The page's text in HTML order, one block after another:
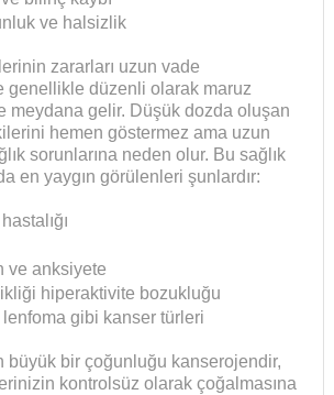
ve halsizlik
zararları uzun vade
genellikle düzenli olarak maruz
meydana gelir. Düşük dozda oluşan
hemen göstermez ama uzun
sorunlarına neden olur. Bu sağlık
en yaygın görülenleri şunlardır:
ve anksiyete
hiperaktivite bozukluğu
lenfoma gibi kanser türleri
büyük bir çoğunluğu kanserojendir,
kontrolsüz olarak çoğalmasına